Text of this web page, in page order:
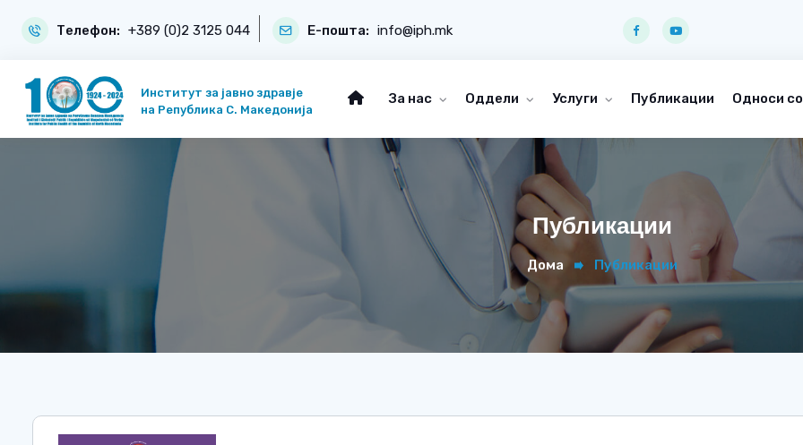
Телефон: +389 (0)2 3125 044 Е-пошта: info@iph.mk
Институт за јавно здравје
на Република С. Македонија
За нас Оддели Услуги Публикации Односи
Публикации
Дома Публикации